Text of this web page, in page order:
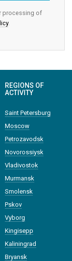
processing of
.
REGIONS OF
ACTIVITY
Saint Petersburg
Moscow
Petrozavodsk
Novorossiysk
Vladivostok
Murmansk
Smolensk
Pskov
Vyborg
Kingisepp
Kaliningrad
Bryansk